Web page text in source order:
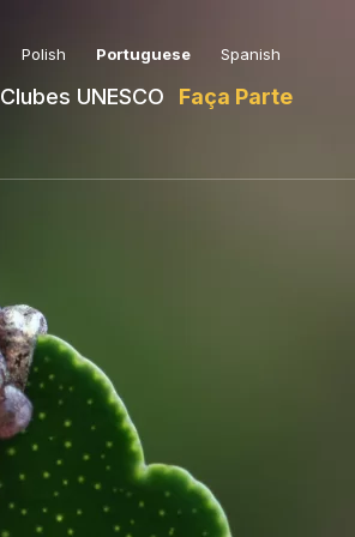
Polish Portuguese Spanish
Clubes UNESCO Faça Parte